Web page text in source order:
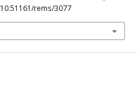
rems/3077